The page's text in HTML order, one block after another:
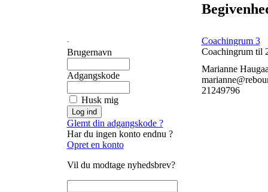
Brugernavn
Adgangskode
Husk mig
Glemt din adgangskode ?
Har du ingen konto endnu ?
Opret en konto
Vil du modtage nyhedsbrev?
Coachingrum 3
Coachingrum til
Marianne
21249796